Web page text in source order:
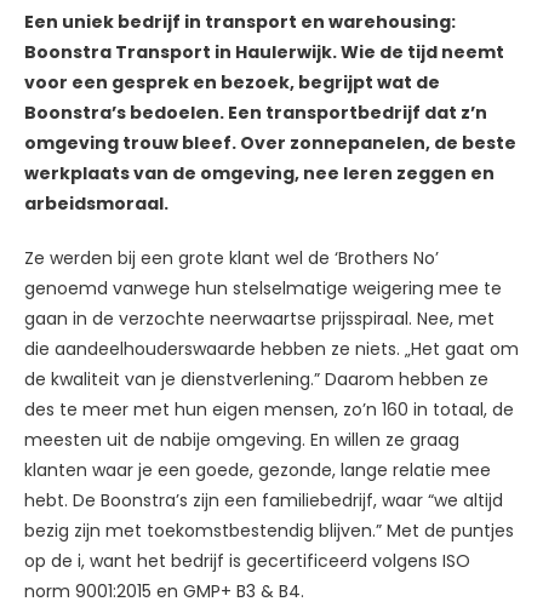
Een uniek bedrijf in transport en warehousing:
Boonstra Transport in Haulerwijk. Wie de tijd neemt
voor een gesprek en bezoek, begrijpt wat de
Boonstra’s bedoelen. Een transportbedrijf dat z’n
omgeving trouw bleef. Over zonnepanelen, de beste
werkplaats van de omgeving, nee leren zeggen en
arbeidsmoraal.
Ze werden bij een grote klant wel de ‘Brothers No’
genoemd vanwege hun stelselmatige weigering mee te
gaan in de verzochte neerwaartse prijsspiraal. Nee, met
die aandeelhouderswaarde hebben ze niets. „Het gaat om
de kwaliteit van je dienstverlening.” Daarom hebben ze
des te meer met hun eigen mensen, zo’n 160 in totaal, de
meesten uit de nabije omgeving. En willen ze graag
klanten waar je een goede, gezonde, lange relatie mee
hebt. De Boonstra’s zijn een familiebedrijf, waar “we altijd
bezig zijn met toekomstbestendig blijven.” Met de puntjes
op de i, want het bedrijf is gecertificeerd volgens ISO
norm 9001:2015 en GMP+ B3 & B4.